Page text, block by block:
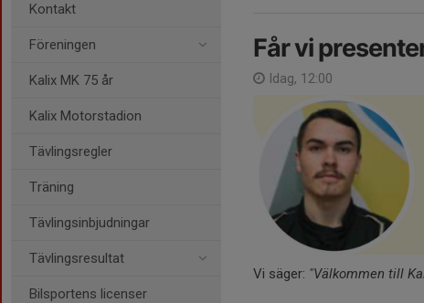
Kontakt
Föreningen
Kalix MK 75 år
Kalix Motorstadion
Tävlingsregler
Träning
Tävlingsinbjudningar
Tävlingsresultat
Bilsportens licenser
Får vi
Idag, 12:00
Vi säger: "Välkommen till